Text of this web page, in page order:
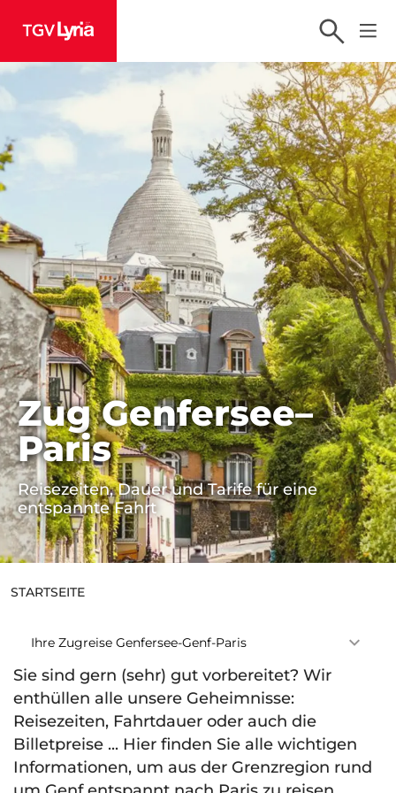
TGV Lyria
STARTSEITE
Zug Genfersee–
Paris
Reisezeiten, Dauer und Tarife für eine
entspannte Fahrt
STARTSEITE
Ihre Zugreise Genfersee-Genf-Paris
Sie sind gern (sehr) gut vorbereitet? Wir
enthüllen alle unsere Geheimnisse:
Reisezeiten, Fahrtdauer oder auch die
Billetpreise ... Hier finden Sie alle wichtigen
Informationen, um aus der Grenzregion rund